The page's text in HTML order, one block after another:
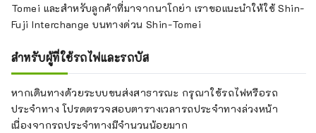
Tomei และสำหรับลูกค้าที่มาจากนาโกย่า เราขอแนะนำให้ใช้ Shin-
Fuji Interchange บนทางด่วน Shin-Tomei
สำหรับผู้ที่ใช้รถไฟและรถบัส
หากเดินทางด้วยระบบขนส่งสาธารณะ กรุณาใช้รถไฟหรือรถ
ประจำทาง โปรดตรวจสอบตารางเวลารถประจำทางล่วงหน้า
เนื่องจากรถประจำทางมีจำนวนน้อยมาก